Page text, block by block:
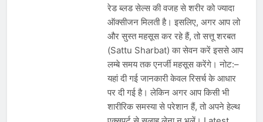
रेड ब्लड सेल्स की वजह से शरीर को ज्यादा
ऑक्सीजन मिलती है। इसलिए, अगर आप लो
और सुस्त महसूस कर रहे हैं, तो सत्तू शरबत
(Sattu Sharbat) का सेवन करें इससे आप
लम्बे समय तक एनर्जी महसूस करेंगे। नोट:–
यहां दी गई जानकारी केवल रिसर्च के आधार
पर दी गई है। लेकिन अगर आप किसी भी
शारीरिक समस्या से परेशान हैं, तो अपने हेल्थ